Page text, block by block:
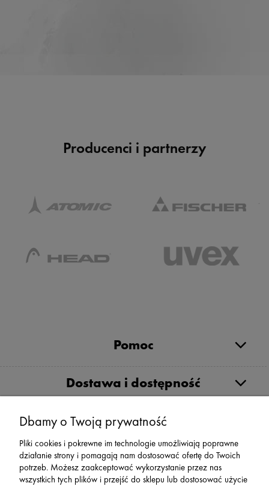
Producenci i partnerzy
Pomoc
Dostawa i dostępność
Moje konto
Serwis
Dbamy o Twoją prywatność
Pliki cookies i pokrewne im technologie umożliwiają poprawne
działanie strony i pomagają nam dostosować ofertę do Twoich
potrzeb. Możesz zaakceptować wykorzystanie przez nas
wszystkich tych plików i przejść do sklepu lub dostosować użycie